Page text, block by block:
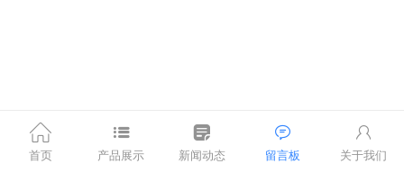
首页 产品展示 新闻动态 留言板 关于我们